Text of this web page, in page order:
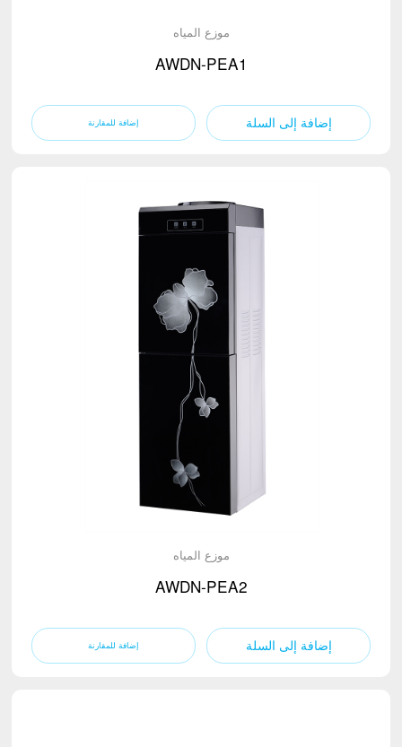
موزع المياه
AWDN-PEA1
إضافة إلى السلة
موزع المياه
AWDN-PEA2
إضافة إلى السلة